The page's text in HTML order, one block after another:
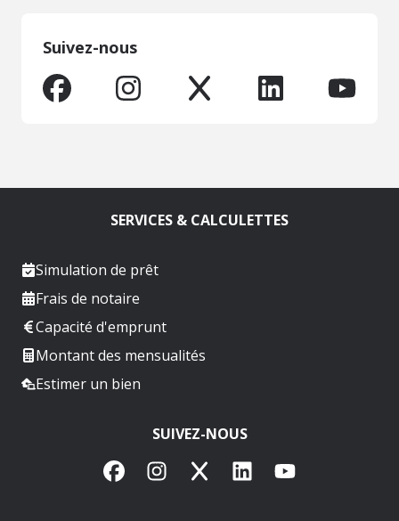
Suivez-nous
SERVICES & CALCULETTES
Simulation de prêt
Frais de notaire
Capacité d'emprunt
Montant des mensualités
Estimer un bien
SUIVEZ-NOUS
FacebookInstagram
X LinkedInYouTube